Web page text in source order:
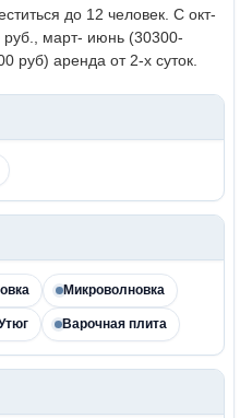
до 12 человек. С окт-
март- июнь (30300-
руб) аренда от 2-х суток.
Микроволновка
Варочная плита